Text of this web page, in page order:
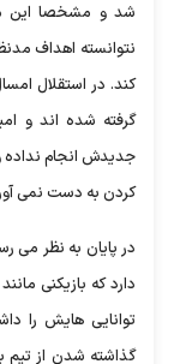
شد و مشخصا این
نتوانسته اهداف
کند. در استقلال
گرفته شده اند و
جدیدش انجام نداده
کردن به دست نمی
در پایان به نظر می
دارد که بازیکنی
توانایی هایش را
گذاشته شدن از تیم